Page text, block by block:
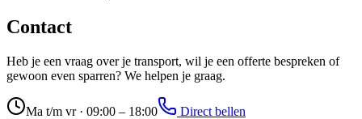
Contact
Heb je een vraag over je transport, wil je een offerte bespreken of
gewoon even sparren? We helpen je graag.
Ma t/m vr · 09:00 – 18:00 Direct bellen